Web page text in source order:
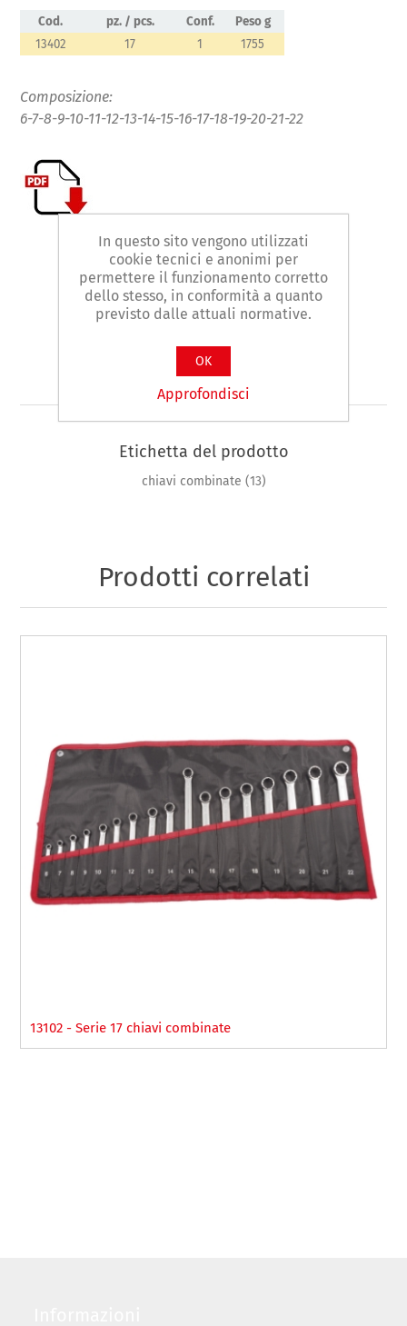
Cod. pz. / pcs. Conf.
Peso g
13402
17 1 1755
Composizione:
6-7-8-9-10-11-12-13-14-15-16-17-18-19-20-21-22
Contattaci
FacebookWhatsApp
LinkedIn
Etichetta del prodotto
chiavi combinate (13)
Prodotti correlati
13102 - Serie 17 chiavi combinate
In questo sito vengono utilizzati
cookie tecnici e anonimi per
permettere il funzionamento corretto
dello stesso, in conformità a quanto
previsto dalle attuali normative.
OK
Approfondisci